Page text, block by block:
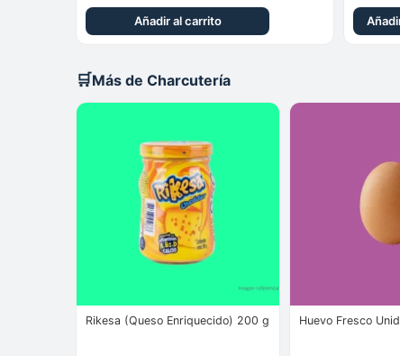
Añadir al carrito
🛒Más de Charcutería
Rikesa (Queso Enriquecido) 200 g Huevo Fresco